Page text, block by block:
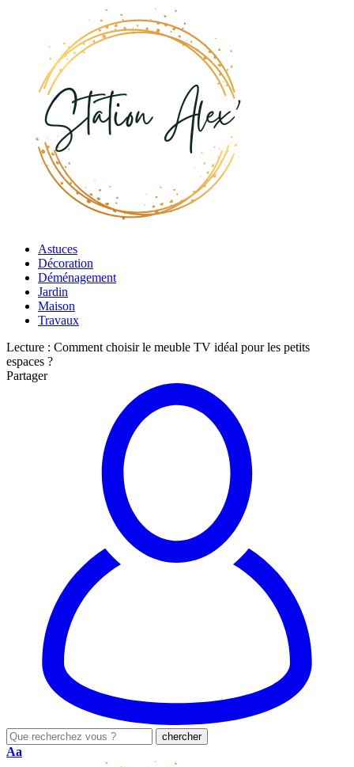
Astuces
Décoration
Déménagement
Jardin
Maison
Travaux
Lecture : Comment choisir le meuble TV idéal pour les petits
espaces ?
Partager
Aa